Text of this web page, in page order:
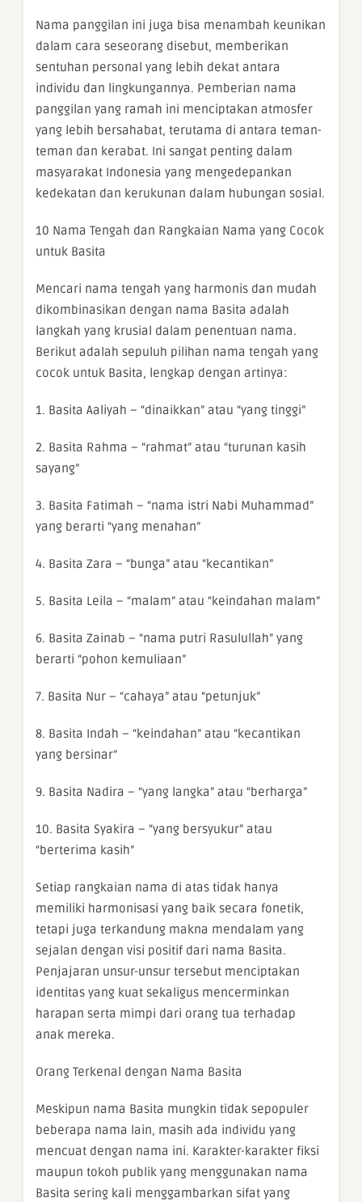
Nama panggilan ini juga bisa menambah keunikan
dalam cara seseorang disebut, memberikan
sentuhan personal yang lebih dekat antara
individu dan lingkungannya. Pemberian nama
panggilan yang ramah ini menciptakan atmosfer
yang lebih bersahabat, terutama di antara teman-
teman dan kerabat. Ini sangat penting dalam
masyarakat Indonesia yang mengedepankan
kedekatan dan kerukunan dalam hubungan sosial.
10 Nama Tengah dan Rangkaian Nama yang Cocok
untuk Basita
Mencari nama tengah yang harmonis dan mudah
dikombinasikan dengan nama Basita adalah
langkah yang krusial dalam penentuan nama.
Berikut adalah sepuluh pilihan nama tengah yang
cocok untuk Basita, lengkap dengan artinya:
1. Basita Aaliyah – “dinaikkan” atau “yang tinggi”
2. Basita Rahma – “rahmat” atau “turunan kasih
sayang”
3. Basita Fatimah – “nama istri Nabi Muhammad”
yang berarti “yang menahan”
4. Basita Zara – “bunga” atau “kecantikan”
5. Basita Leila – “malam” atau “keindahan malam”
6. Basita Zainab – “nama putri Rasulullah” yang
berarti “pohon kemuliaan”
7. Basita Nur – “cahaya” atau “petunjuk”
8. Basita Indah – “keindahan” atau “kecantikan
yang bersinar”
9. Basita Nadira – “yang langka” atau “berharga”
10. Basita Syakira – “yang bersyukur” atau
“berterima kasih”
Setiap rangkaian nama di atas tidak hanya
memiliki harmonisasi yang baik secara fonetik,
tetapi juga terkandung makna mendalam yang
sejalan dengan visi positif dari nama Basita.
Penjajaran unsur-unsur tersebut menciptakan
identitas yang kuat sekaligus mencerminkan
harapan serta mimpi dari orang tua terhadap
anak mereka.
Orang Terkenal dengan Nama Basita
Meskipun nama Basita mungkin tidak sepopuler
beberapa nama lain, masih ada individu yang
mencuat dengan nama ini. Karakter-karakter fiksi
maupun tokoh publik yang menggunakan nama
Basita sering kali menggambarkan sifat yang